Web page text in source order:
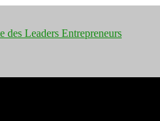
Pourquoi